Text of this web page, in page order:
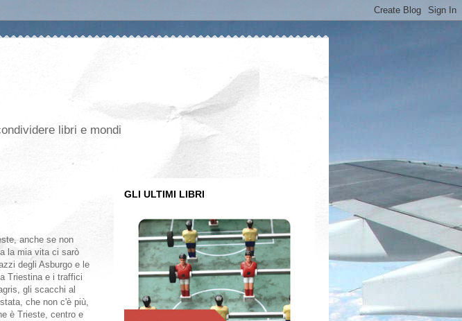
libri e mondi
anche se non
la mia vita ci sarò
degli Asburgo e le
Triestina e i traffici
gli scacchi al
che non c'è più,
è Trieste, centro e
GLI ULTIMI LIBRI